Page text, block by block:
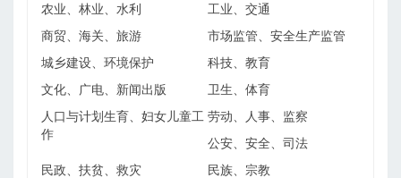
农业、林业、水利
工业、交通
商贸、海关、旅游
市场监管、安全生产监管
城乡建设、环境保护
科技、教育
文化、广电、新闻出版
卫生、体育
人口与计划生育、妇女儿童工
作
劳动、人事、监察
公安、安全、司法
民政、扶贫、救灾
民族、宗教